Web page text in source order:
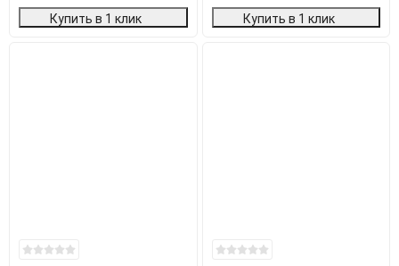
Купить в 1 клик Купить в 1 клик